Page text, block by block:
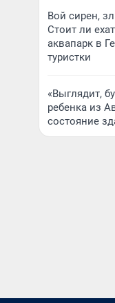
Вой сирен,
Стоит ли
аквапарк в
туристки
«Выглядит,
ребенка из
состояние